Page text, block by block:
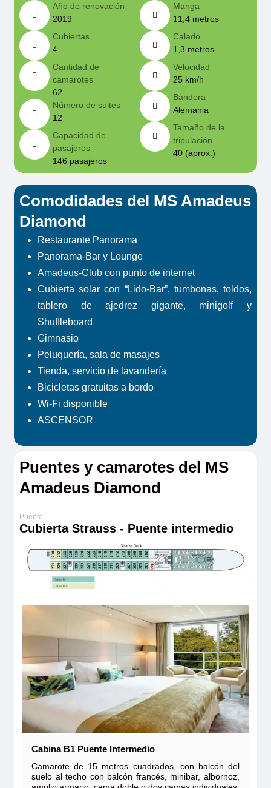
Año de renovación
2019
Cubiertas
4
Cantidad de
camarotes
62
Número de suites
12
Capacidad de
pasajeros
146 pasajeros
Manga
11,4 metros
Calado
1,3 metros
Velocidad
25 km/h
Bandera
Alemania
Tamaño de la
tripulación
40 (aprox.)
Comodidades del MS Amadeus
Diamond
Restaurante Panorama
Panorama-Bar y Lounge
Amadeus-Club con punto de internet
Cubierta solar con “Lido-Bar”, tumbonas, toldos,
tablero de ajedrez gigante, minigolf y
Shuffleboard
Gimnasio
Peluquería, sala de masajes
Tienda, servicio de lavandería
Bicicletas gratuitas a bordo
Wi-Fi disponible
ASCENSOR
Puentes y camarotes del MS
Amadeus Diamond
Cubierta Strauss - Puente intermedio
Cabina B1 Puente Intermedio
Camarote de 15 metros cuadrados, con balcón del
suelo al techo con balcón francés, minibar, albornoz,